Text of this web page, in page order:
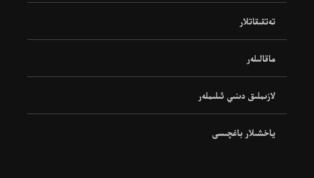
تەتقىقاتلار
ماقالىلەر
لازىملىق دىنىي ئىلىملەر
ياخشىلار باغچىسى